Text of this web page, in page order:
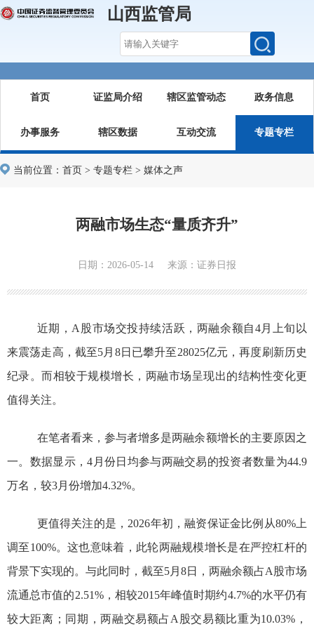
山西监管局
首页 证监局介绍 辖区监管动态 政务信息
办事服务 辖区数据 互动交流 专题专栏
当前位置： 首页 > 专题专栏 > 媒体之声
两融市场生态“量质齐升”
日期：2026-05-14 来源：证券日报
近期，A股市场交投持续活跃，两融余额自4月上旬以
来震荡走高，截至5月 8日已攀升至28025亿元，再度刷新历史
纪录。而相较于规模增长，两融市场呈现出的结构性变化更
值得关注。
在笔者看来，参与者增多是两融余额增长的主要原因之
一。数据显示，4月份日均参与两融交易的投资者数量为44.9
万名，较3月份增加4.32%。
更值得关注的是，2026年初，融资保证金比例从80%上
调至100%。这也意味着，此轮两融规模增长是在严控杠杆的
背景下实现的。与此同时，截至5月8日，两融余额占A股市场
流通总市值的2.51%，相较2015年峰值时期约4.7%的水平仍有
较大距离；同期，两融交易额占A股交易额比重为10.03% ，